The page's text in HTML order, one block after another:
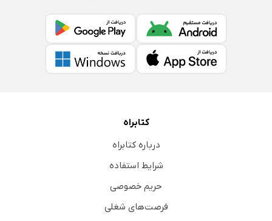
کتابراه
درباره کتابراه
شرایط استفاده
حریم خصوصی
فرصت‌های شغلی